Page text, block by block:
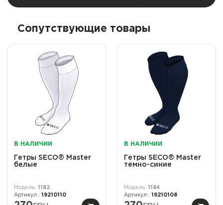
Сопутствующие товары
В НАЛИЧИИ
Гетры SECO® Master
белые
1182
19210110
В НАЛИЧИИ
Гетры SECO® Master
темно-синие
1184
19210108